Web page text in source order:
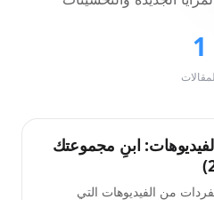
1
المنتج
ابنِ مجموعتك
من الفيديوهات التي